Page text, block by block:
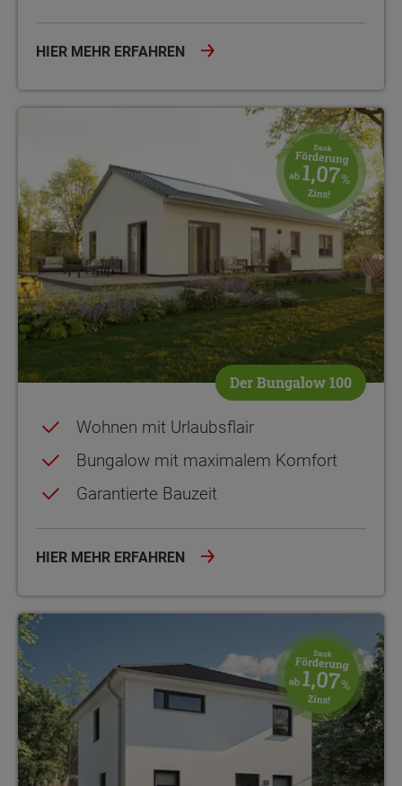
HIER MEHR ERFAHREN
Wohnen mit Urlaubsflair Bungalow mit maximalem Komfort
Der Bungalow 100
Wohnen mit Urlaubsflair
Bungalow mit maximalem Komfort
Garantierte Bauzeit
HIER MEHR ERFAHREN
Cleverer Stauraum Moderne, flexible Architektur Attraktives